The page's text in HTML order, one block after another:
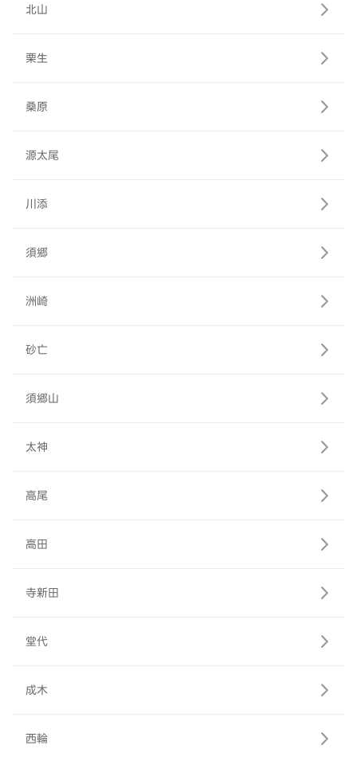
北山
栗生
桑原
源太尾
川添
須郷
洲崎
砂亡
須郷山
太神
高尾
高田
寺新田
堂代
成木
西輪